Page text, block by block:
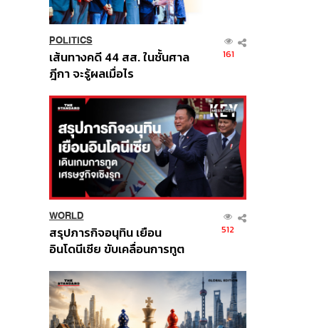
POLITICS
เส้นทางคดี 44 สส. ในชั้นศาล
ฎีกา จะรู้ผลเมื่อไร
161
WORLD
สรุปภารกิจอนุทิน เยือน
อินโดนีเซีย ขับเคลื่อนการทูต
ส่วนยุทธศาสตร์ไทย –
อินโดนีเซีย
512